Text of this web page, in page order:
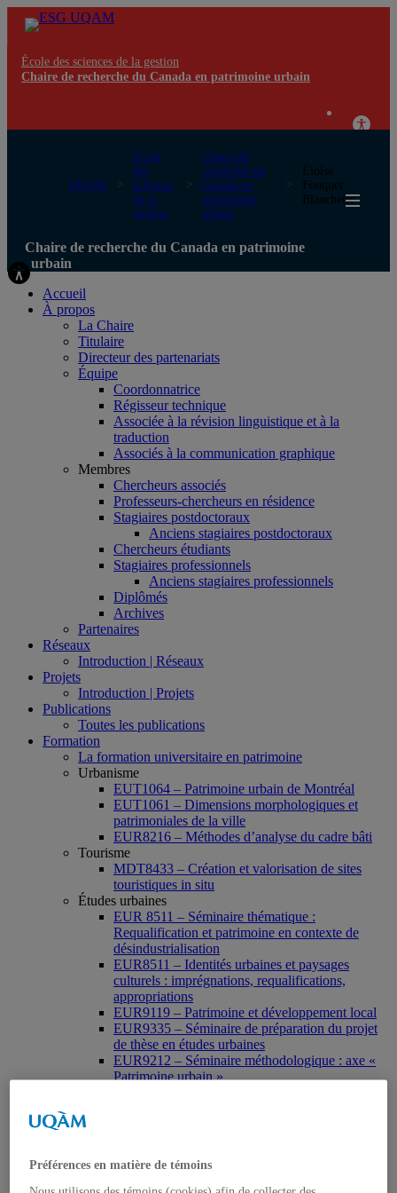
École des sciences de la gestion
Chaire de recherche du Canada en patrimoine urbain
UQAM
École
des
sciences
de la
gestion
Chaire de
recherche du
Canada en
patrimoine
urbain
Éloïse
Fouquet
Blanchette
Chaire de recherche du Canada en patrimoine
urbain
Accueil
À propos
La Chaire
Titulaire
Directeur des partenariats
Équipe
Coordonnatrice
Régisseur technique
Associée à la révision linguistique et à la
traduction
Associés à la communication graphique
Membres
Chercheurs associés
Professeurs-chercheurs en résidence
Stagiaires postdoctoraux
Anciens stagiaires postdoctoraux
Chercheurs étudiants
Stagiaires professionnels
Anciens stagiaires professionnels
Diplômés
Archives
Partenaires
Réseaux
Introduction | Réseaux
Projets
Introduction | Projets
Publications
Toutes les publications
Formation
La formation universitaire en patrimoine
Urbanisme
EUT1064 – Patrimoine urbain de Montréal
EUT1061 – Dimensions morphologiques et
patrimoniales de la ville
EUR8216 – Méthodes d’analyse du cadre bâti
Tourisme
MDT8433 – Création et valorisation de sites
touristiques in situ
Études urbaines
EUR 8511 – Séminaire thématique :
Requalification et patrimoine en contexte de
désindustrialisation
EUR8511 – Identités urbaines et paysages
culturels : imprégnations, requalifications,
appropriations
EUR9119 – Patrimoine et développement local
EUR9335 – Séminaire de préparation du projet
de thèse en études urbaines
EUR9212 – Séminaire méthodologique : axe «
Patrimoine urbain »
Muséologie, médiation et patrimoine
HAR2644 – Animation, communications,
gestion en patrimoine
Préférences en matière de témoins